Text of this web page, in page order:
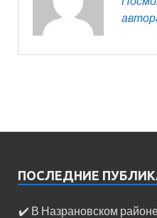
ПОСЛЕДНИЕ
✔️ В Назрановском